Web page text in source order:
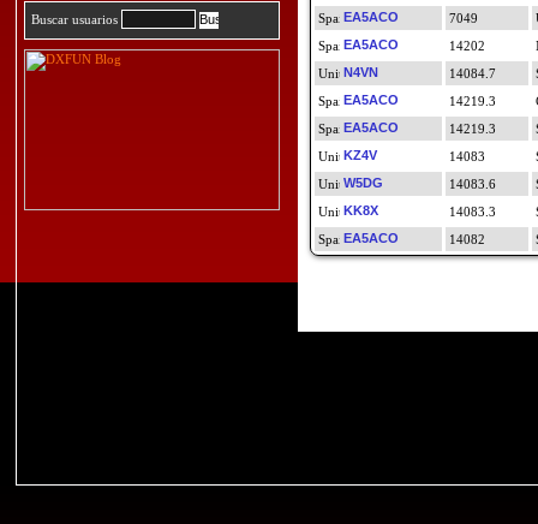
Buscar usuarios
EA5ACO
7049
EA5ACO
14202
N4VN
14084.7
EA5ACO
14219.3
EA5ACO
14219.3
KZ4V
14083
W5DG
14083.6
KK8X
14083.3
EA5ACO
14082